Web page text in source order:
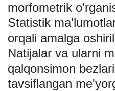
morfometrik
Statistik
orqali amalga
Natijalar va ularni
qalqonsimon
tavsiflangan